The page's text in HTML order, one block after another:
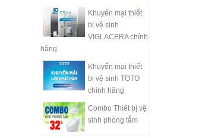
Khuyến mại thiết
bị vệ sinh
VIGLACERA chính
hãng
Khuyến mại thiết
bị vệ sinh TOTO
chính hãng
Combo Thiêt bị vệ
sinh phòng tắm